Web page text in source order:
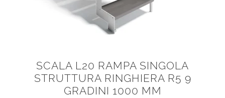
SCALA L20 RAMPA SINGOLA
STRUTTURA RINGHIERA R5 9
GRADINI 1000 MM